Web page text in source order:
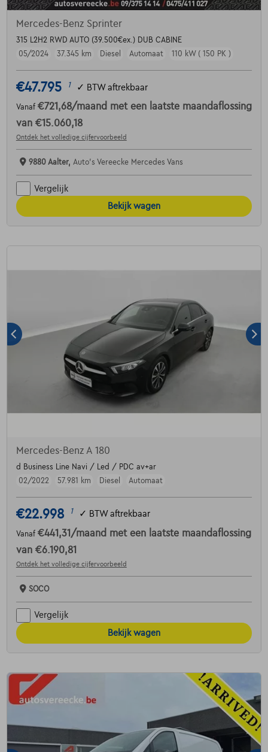
Mercedes-Benz Sprinter
315 L2H2 RWD AUTO (39.500€ex.) DUB CABINE
05/2024
37.345 km Diesel Automaat 110 kW ( 150 PK )
€47.795 1 ✓ BTW aftrekbaar
Vanaf €721,68/maand met een laatste maandaflossing
van €15.060,18
Ontdek het volledige cijfervoorbeeld
9880 Aalter, Auto's Vereecke Mercedes Vans
Vergelijk
Bekijk wagen
Mercedes-Benz A 180
d Business Line Navi / Led / PDC av+ar
02/2022
57.981 km Diesel Automaat
€22.998 1 ✓ BTW aftrekbaar
Vanaf €441,31 /maand met een laatste maandaflossing
van €6.190,81
Ontdek het volledige cijfervoorbeeld
SOCO
Vergelijk
Bekijk wagen